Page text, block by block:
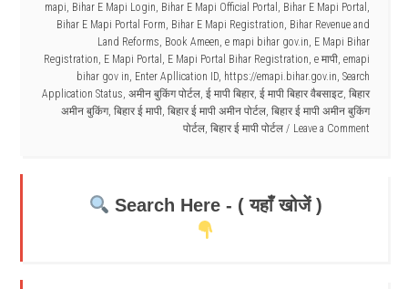
mapi, Bihar E Mapi Login, Bihar E Mapi Official Portal , Bihar E Mapi Portal ,
Bihar E Mapi Portal Form, Bihar E Mapi Registration, Bihar Revenue and
Land Reforms, Book Ameen, e mapi bihar gov.in, E Mapi Bihar
Registration, E Mapi Portal , E Mapi Portal Bihar Registration, e मापी, emapi
bihar gov in, Enter Apllication ID, https://emapi.bihar.gov.in, Search
Application Status, अमीन बुकिंग पोर्टल, ई मापी बिहार, ई मापी बिहार वैबसाइट, बिहार
अमीन बुकिंग, बिहार ई मापी, बिहार ई मापी अमीन पोर्टल, बिहार ई मापी अमीन बुकिंग
पोर्टल, बिहार ई मापी पोर्टल Leave a Comment
Search Here - ( यहाँ खोजें )